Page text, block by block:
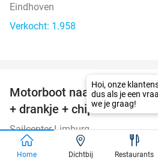
Eindhoven
Verkocht: 1.958
Motorboot naar keuze
+ drankje + chips
Sailcenter Limburg
Ophoven - Kinrooi (België)
Home Dichtbij Restaurants